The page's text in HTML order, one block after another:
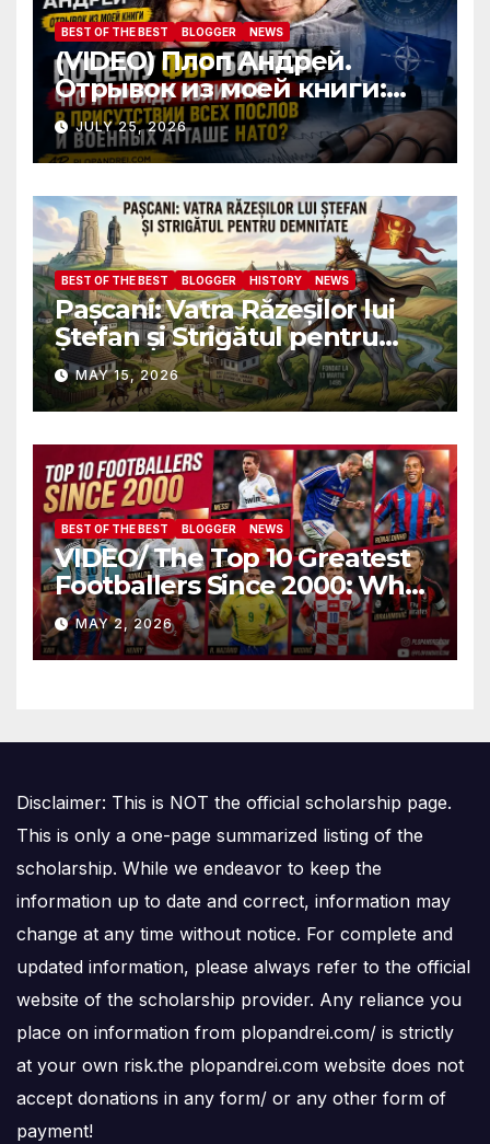
BEST OF THE BEST BLOGGER NEWS
(VIDEO) Плоп Андрей.
Отрывок из моей книги:
Почему ФБР боится, что я
пройду полиграф в
присутствии всех послов и
военных атташе НАТО?
JULY 25, 2026
BEST OF THE BEST BLOGGER HISTORY NEWS
Pașcani: Vatra Răzeșilor lui
Ștefan și Strigătul pentru
Demnitate în Fața
Amalgamării
MAY 15, 2026
BEST OF THE BEST BLOGGER NEWS
VIDEO/ The Top 10 Greatest
Footballers Since 2000: Who
Is Number One
MAY 2, 2026
Disclaimer: This is NOT the official scholarship page.
This is only a one-page summarized listing of the
scholarship. While we endeavor to keep the
information up to date and correct, information may
change at any time without notice. For complete and
updated information, please always refer to the official
website of the scholarship provider. Any reliance you
place on information from plopandrei.com/ is strictly
at your own risk.the plopandrei.com website does not
accept donations in any form/ or any other form of
payment!